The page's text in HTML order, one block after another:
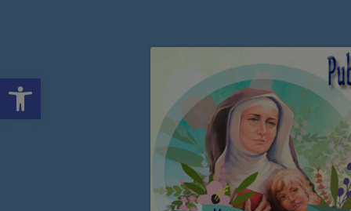
Open toolbar
Publiczne
Augustianek